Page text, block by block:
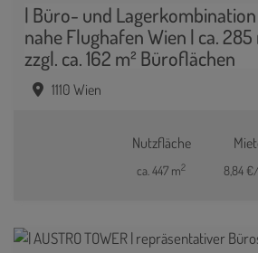
| Büro- und
nahe Flughafen Wien | ca.
zzgl. ca. 162 m² Büroflächen
1110 Wien
Nutzfläche
ca. 447 m2 8,84